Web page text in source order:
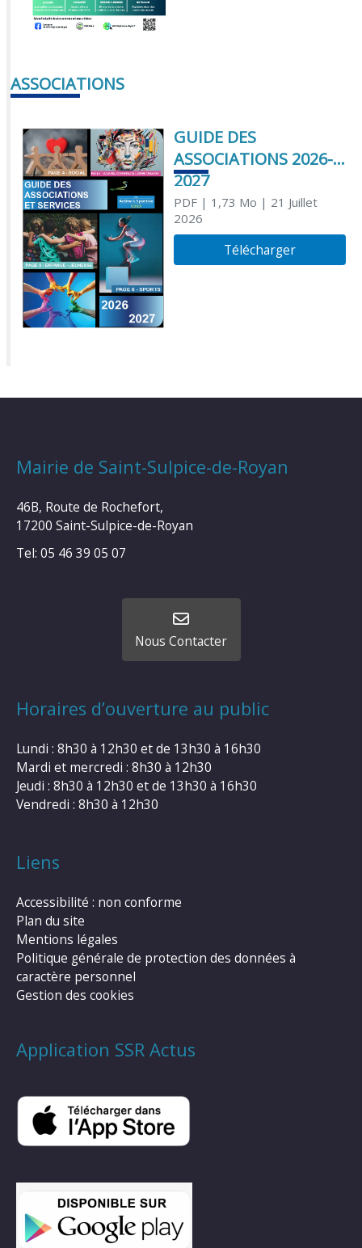
ASSOCIATIONS
GUIDE DES
ASSOCIATIONS 2026-
2027
PDF| 1,73 Mo | 21 Juillet
2026
Télécharger
Mairie de Saint-Sulpice-de-Royan
46B, Route de Rochefort,
17200 Saint-Sulpice-de-Royan
Tel: 05 46 39 05 07
Nous Contacter
Horaires d’ouverture au public
Lundi : 8h30 à 12h30 et de 13h30 à 16h30
Mardi et mercredi : 8h30 à 12h30
Jeudi : 8h30 à 12h30 et de 13h30 à 16h30
Vendredi : 8h30 à 12h30
Liens
Accessibilité : non conforme
Plan du site
Mentions légales
Politique générale de protection des données à
caractère personnel
Gestion des cookies
Application SSR Actus